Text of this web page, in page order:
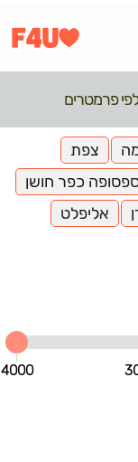
לפי פרמטרים
צפת
כפר חושן
אליפלט
4000